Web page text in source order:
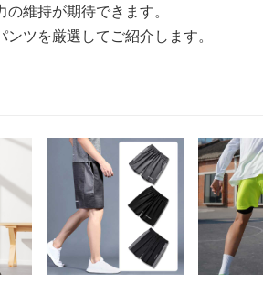
維持が期待できます。
ツを厳選してご紹介します。